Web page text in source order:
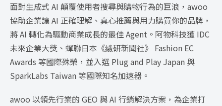
面對生成式 AI 顛覆使用者搜尋與購物行為的巨浪，awoo
協助企業讓 AI 正確理解、真心推薦與用力購買你的品牌，
將 AI 轉化為驅動商業成長的最佳 Agent。阿物科技獲 IDC
未來企業大獎、蟬聯日本《繊研新聞社》 Fashion EC
Awards 等國際殊榮，並入選 Plug and Play Japan 與
SparkLabs Taiwan 等國際知名加速器。
awoo 以領先行業的 GEO 與 AI 行銷解決方案，為企業打